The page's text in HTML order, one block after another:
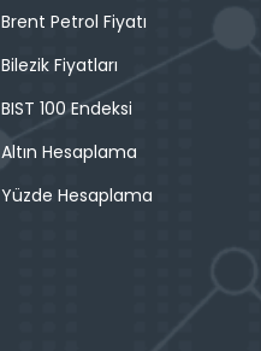
Brent Petrol Fiyatı
Bilezik Fiyatları
BIST 100 Endeksi
Altın Hesaplama
Yüzde Hesaplama